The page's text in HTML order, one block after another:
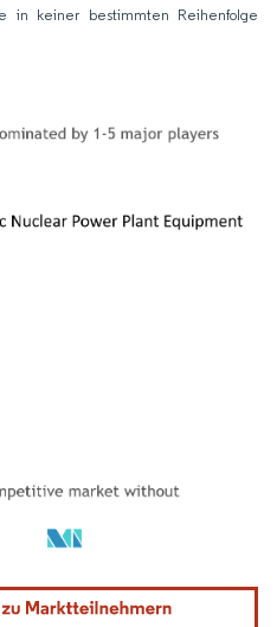
in keiner bestimmten Reihenfolge
erfordert Namensnennung gemäß